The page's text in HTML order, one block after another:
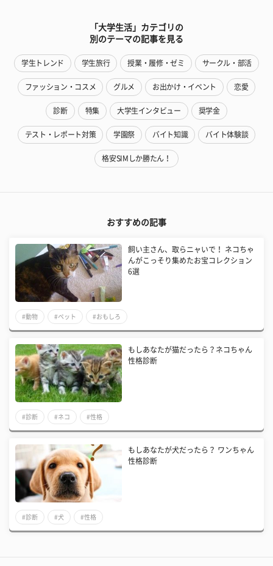
「大学生活」カテゴリの
別のテーマの記事を見る
学生トレンド 学生旅行 授業・履修・ゼミ サークル・部活
ファッション・コスメ グルメ お出かけ・イベント 恋愛
診断 特集 大学生インタビュー 奨学金
テスト・レポート対策 学園祭 バイト知識 バイト体験談
格安SIMしか勝たん！
おすすめの記事
飼い主さん、取らニャいで！ ネコちゃ
んがこっそり集めたお宝コレクション
6選
#動物 #ペット #おもしろ
もしあなたが猫だったら？ネコちゃん
性格診断
#診断 #ネコ #性格
もしあなたが犬だったら？ ワンちゃん
性格診断
#診断 #犬 #性格